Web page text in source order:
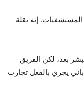
إنه نقلة
بعد، لكن الفريق
يجري بالفعل تجارب